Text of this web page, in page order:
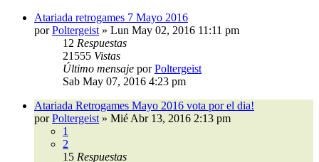
Atariada retrogames 7 Mayo 2016
porPoltergeist » Lun May 02, 2016 11:11 pm
12 Respuestas
21555 Vistas
Último mensaje porPoltergeist
Sab May 07, 2016 4:23 pm
Atariada Retrogames Mayo 2016 vota por el dia!
porPoltergeist » Mié Abr 13, 2016 2:13 pm
1
2
15 Respuestas